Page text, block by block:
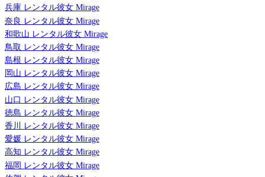
兵庫 レンタル彼女 Mirage
奈良 レンタル彼女 Mirage
和歌山 レンタル彼女 Mirage
鳥取 レンタル彼女 Mirage
島根 レンタル彼女 Mirage
岡山 レンタル彼女 Mirage
広島 レンタル彼女 Mirage
山口 レンタル彼女 Mirage
徳島 レンタル彼女 Mirage
香川 レンタル彼女 Mirage
愛媛 レンタル彼女 Mirage
高知 レンタル彼女 Mirage
福岡 レンタル彼女 Mirage